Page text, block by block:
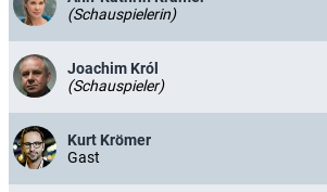
(Schauspielerin)
Joachim Król
(Schauspieler)
Kurt Krömer
Gast